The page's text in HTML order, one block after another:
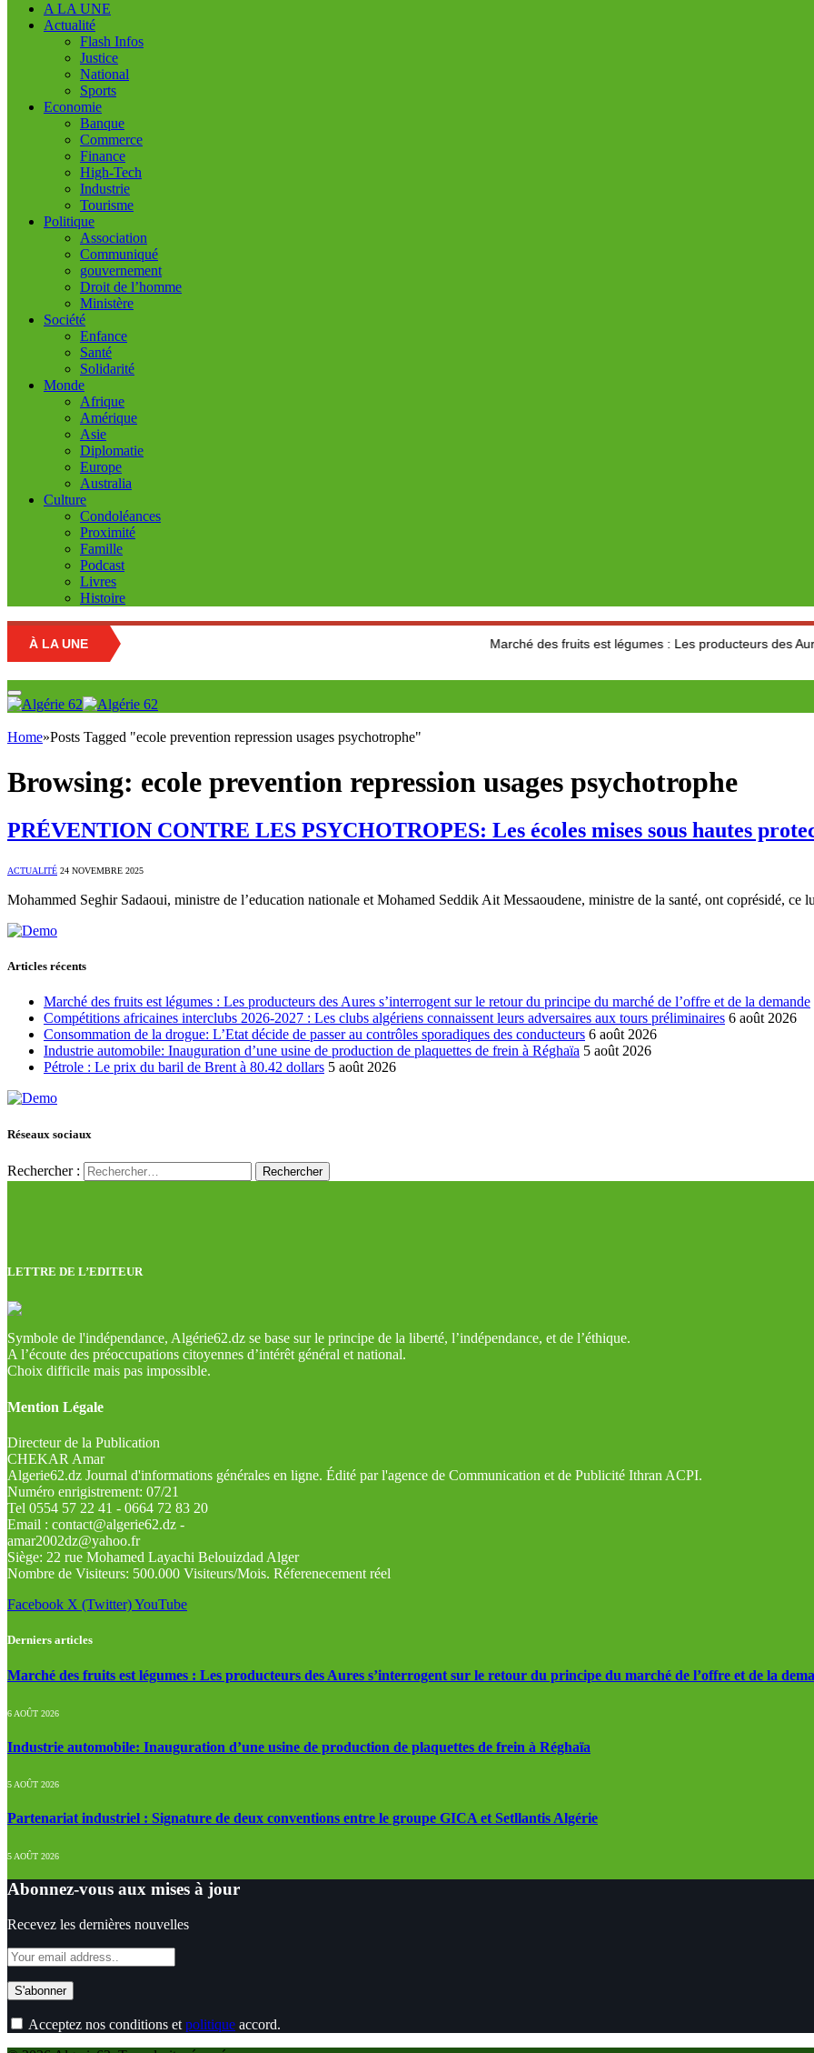
A LA UNE
Actualité
Flash Infos
Justice
National
Sports
Economie
Banque
Commerce
Finance
High-Tech
Industrie
Tourisme
Politique
Association
Communiqué
gouvernement
Droit de l’homme
Ministère
Société
Enfance
Santé
Solidarité
Monde
Afrique
Amérique
Asie
Diplomatie
Europe
Australia
Culture
Condoléances
Proximité
Famille
Podcast
Livres
Histoire
À LA UNE Marché des fruits est légumes : Les producteurs des Aures
Home»Posts Tagged "ecole prevention repression usages psychotrophe"
Browsing: ecole prevention repression usages psychotrophe
PRÉVENTION CONTRE LES PSYCHOTROPES: Les écoles mises sous hautes
ACTUALITÉ 24 NOVEMBRE 2025
Mohammed Seghir Sadaoui, ministre de l’education nationale et Mohamed Seddik Ait Messaoudene, ministre de la santé, ont coprésidé, ce
Articles récents
Marché des fruits est légumes : Les producteurs des Aures s’interrogent sur le retour du principe du marché de l’offre et de la demande
Compétitions africaines interclubs 2026-2027 : Les clubs algériens connaissent leurs adversaires aux tours préliminaires 6 août 2026
Consommation de la drogue: L’Etat décide de passer au contrôles sporadiques des conducteurs 6 août 2026
Industrie automobile: Inauguration d’une usine de production de plaquettes de frein à Réghaïa 5 août 2026
Pétrole : Le prix du baril de Brent à 80.42 dollars 5 août 2026
Réseaux sociaux
Rechercher :
LETTRE DE L’EDITEUR
Symbole de l'indépendance, Algérie62.dz se base sur le principe de la liberté, l’indépendance, et de l’éthique.
A l’écoute des préoccupations citoyennes d’intérêt général et national.
Choix difficile mais pas impossible.
Mention Légale
Directeur de la Publication
CHEKAR Amar
Algerie62.dz Journal d'informations générales en ligne. Édité par l'agence de Communication et de Publicité Ithran ACPI.
Numéro enrigistrement: 07/21
Tel 0554 57 22 41 - 0664 72 83 20
Email : contact@algerie62.dz -
amar2002dz@yahoo.fr
Siège: 22 rue Mohamed Layachi Belouizdad Alger
Nombre de Visiteurs: 500.000 Visiteurs/Mois. Réferenecement réel
Facebook X (Twitter)YouTube
Derniers articles
Marché des fruits est légumes : Les producteurs des Aures s’interrogent sur le retour du principe du marché de l’offre et de la
6 AOÛT 2026
Industrie automobile: Inauguration d’une usine de production de plaquettes de frein à Réghaïa
5 AOÛT 2026
Partenariat industriel : Signature de deux conventions entre le groupe GICA et Setllantis Algérie
5 AOÛT 2026
Abonnez-vous aux mises à jour
Recevez les dernières nouvelles
Acceptez nos conditions et politique accord.